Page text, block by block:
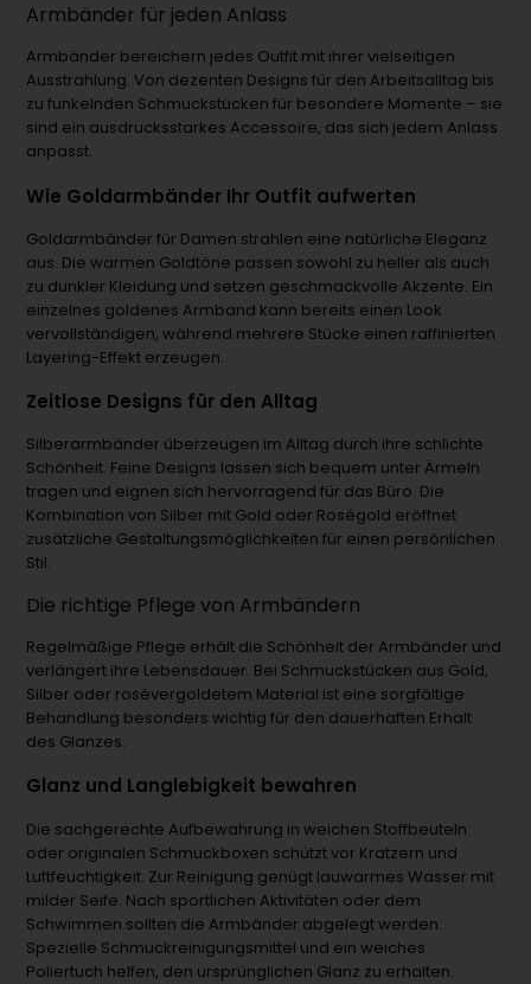
Armbänder für jeden Anlass
Armbänder bereichern jedes Outfit mit ihrer vielseitigen
Ausstrahlung. Von dezenten Designs für den Arbeitsalltag bis
zu funkelnden Schmuckstücken für besondere Momente – sie
sind ein ausdrucksstarkes Accessoire, das sich jedem Anlass
anpasst.
Wie Goldarmbänder Ihr Outfit aufwerten
Goldarmbänder für Damen strahlen eine natürliche Eleganz
aus. Die warmen Goldtöne passen sowohl zu heller als auch
zu dunkler Kleidung und setzen geschmackvolle Akzente. Ein
einzelnes goldenes Armband kann bereits einen Look
vervollständigen, während mehrere Stücke einen raffinierten
Layering-Effekt erzeugen.
Zeitlose Designs für den Alltag
Silberarmbänder überzeugen im Alltag durch ihre schlichte
Schönheit. Feine Designs lassen sich bequem unter Ärmeln
tragen und eignen sich hervorragend für das Büro. Die
Kombination von Silber mit Gold oder Roségold eröffnet
zusätzliche Gestaltungsmöglichkeiten für einen persönlichen
Stil.
Die richtige Pflege von Armbändern
Regelmäßige Pflege erhält die Schönheit der Armbänder und
verlängert ihre Lebensdauer. Bei Schmuckstücken aus Gold,
Silber oder rosévergoldetem Material ist eine sorgfältige
Behandlung besonders wichtig für den dauerhaften Erhalt
des Glanzes.
Glanz und Langlebigkeit bewahren
Die sachgerechte Aufbewahrung in weichen Stoffbeuteln
oder originalen Schmuckboxen schützt vor Kratzern und
Luftfeuchtigkeit. Zur Reinigung genügt lauwarmes Wasser mit
milder Seife. Nach sportlichen Aktivitäten oder dem
Schwimmen sollten die Armbänder abgelegt werden.
Spezielle Schmuckreinigungsmittel und ein weiches
Poliertuch helfen, den ursprünglichen Glanz zu erhalten.